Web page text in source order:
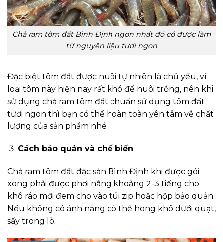
Chả ram tôm đất Bình Định ngon nhất đó có được làm
từ nguyên liệu tươi ngon
Đặc biệt tôm đất được nuôi tự nhiên là chủ yếu, vì
loại tôm này hiện nay rất khó để nuôi trồng, nên khi
sử dụng chả ram tôm đất chuẩn sử dụng tôm đất
tươi ngon thì bạn có thể hoàn toàn yên tâm về chất
lượng của sản phẩm nhé
Cách bảo quản và chế biến
Chả ram tôm đất đặc sản Bình Định khi được gói
xong phải được phơi nắng khoảng 2-3 tiếng cho
khô ráo mới đem cho vào túi zip hoặc hộp bảo quản.
Nếu không có ánh nắng có thể hong khô dưới quạt,
sấy trong lò.